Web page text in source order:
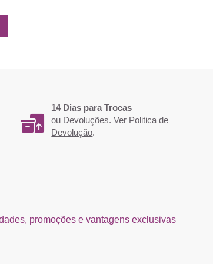
14 Dias para Trocas
ou Devoluções. Ver Politica de
Devolução.